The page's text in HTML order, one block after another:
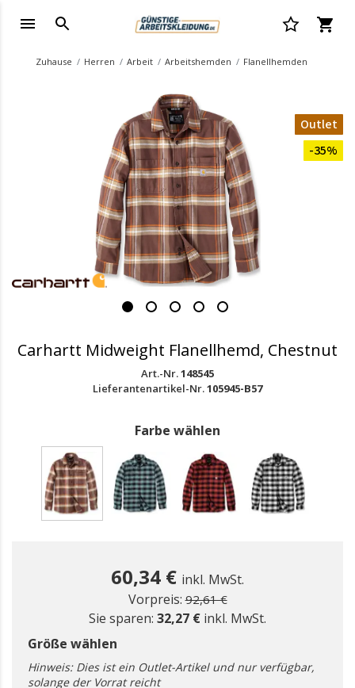
Zuhause Herren Arbeit Arbeitshemden Flanellhemden
Outlet
-35%
Carhartt Midweight Flanellhemd, Chestnut
Art.-Nr.148545
Lieferantenartikel-Nr.105945-B57
Farbe wählen
60,34 € inkl. MwSt.
Vorpreis: Preis reduziert ab
92,61 €zu
Sie sparen: 32,27 € inkl. MwSt.
Größe wählen
Hinweis: Dies ist ein Outlet-Artikel und nur verfügbar,
solange der Vorrat reicht